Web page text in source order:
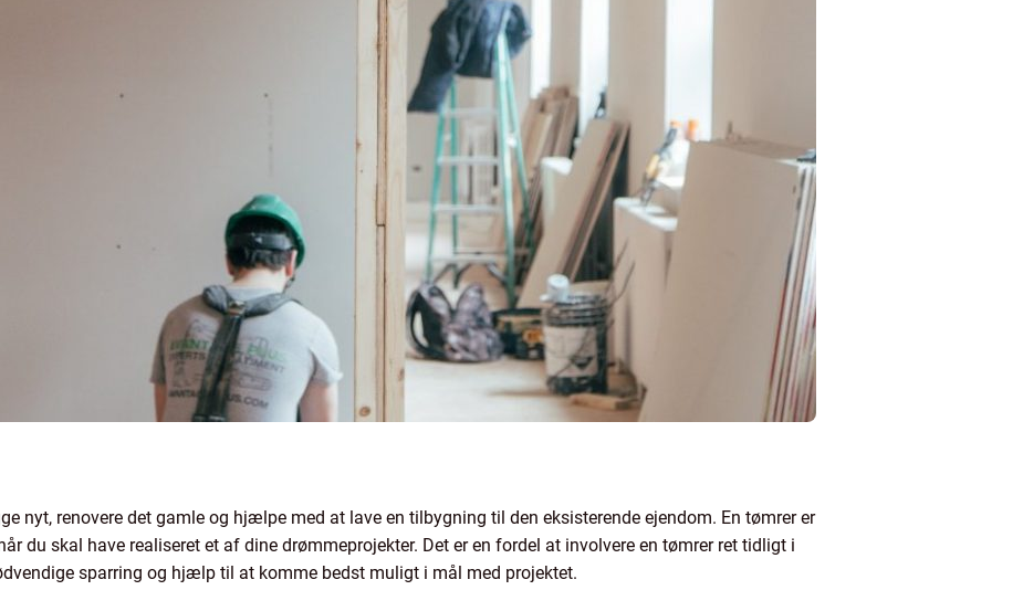
nyt, renovere det gamle og hjælpe med at lave en tilbygning til den eksisterende ejendom. En tømrer er
du skal have realiseret et af dine drømmeprojekter. Det er en fordel at involvere en tømrer ret tidligt i
sparring og hjælp til at komme bedst muligt i mål med projektet.